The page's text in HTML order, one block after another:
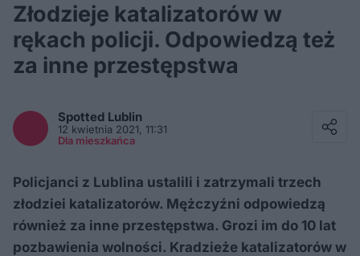
Złodzieje katalizatorów w
rękach policji. Odpowiedzą też
za inne przestępstwa
Spotted Lublin
12 kwietnia 2021, 11:31
Dla mieszkańca
Policjanci z Lublina ustalili i zatrzymali trzech
złodziei katalizatorów. Mężczyźni odpowiedzą
również za inne przestępstwa. Grozi im do 10 lat
pozbawienia wolności. Kradzieże katalizatorów w